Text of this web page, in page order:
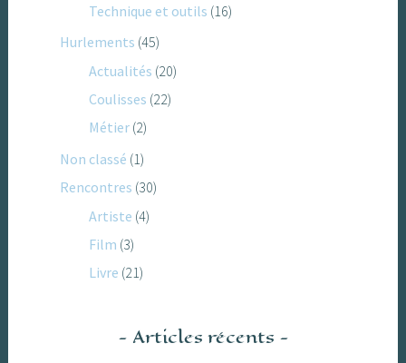
Technique et outils (16)
Hurlements (45)
Actualités (20)
Coulisses (22)
Métier (2)
Non classé (1)
Rencontres (30)
Artiste (4)
Film (3)
Livre (21)
Articles récents